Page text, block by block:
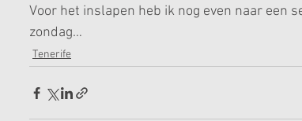
Voor het inslapen heb ik nog even naar een
zondag…
Tenerife